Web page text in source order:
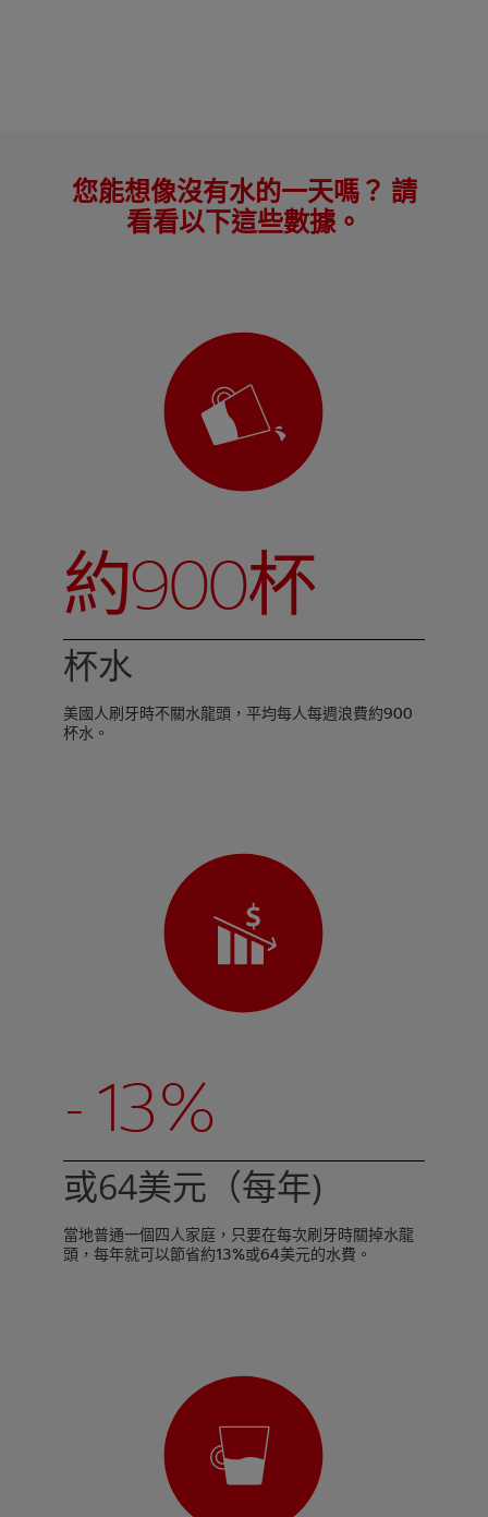
您能想像沒有水的一天嗎？ 請
看看以下這些數據。
約900杯
杯水
美國人刷牙時不關水龍頭，平均每人每週浪費約900
杯水。
- 13%
或64美元（每年)
當地普通一個四人家庭，只要在每次刷牙時關掉水龍
頭，每年就可以節省約13%或64美元的水費。